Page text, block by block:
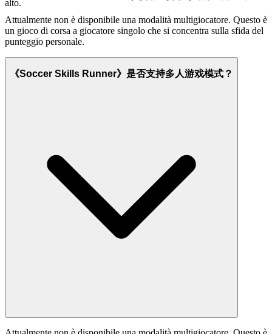
alto.
Attualmente non è disponibile una modalità multigiocatore. Questo è
un gioco di corsa a giocatore singolo che si concentra sulla sfida del
punteggio personale.
《Soccer Skills Runner》是否支持多人游戏模式？